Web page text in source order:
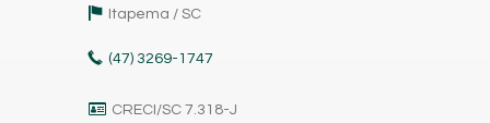
Itapema / SC
(47) 3269-1747
CRECI/SC 7.318-J